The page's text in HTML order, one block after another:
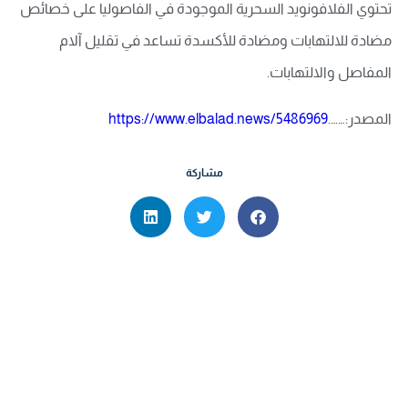
تحتوي الفلافونويد السحرية الموجودة في الفاصوليا على خصائص
مضادة للالتهابات ومضادة للأكسدة تساعد في تقليل آلام
المفاصل والالتهابات.
المصدر:…….https://www.elbalad.news/5486969
مشاركة